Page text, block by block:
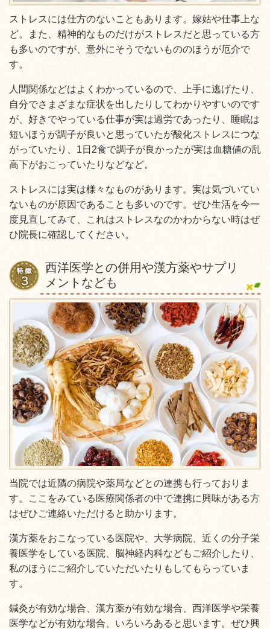
ストレスには仕方のないこともあります。嫁姑や仕事上な
ど。また、精神的なものだけがストレスだと思っている方
も多いのですが、意外にそうでないもののほうが厄介で
す。
人間関係などはよくわかっているので、上手に逃げたり、
自分でさまざまな症状を出したりしてわかりやすいのです
が、好きでやっている仕事が実は過労であったり、睡眠は
短いほうが調子が良いと思っていたが酸化ストレスにつな
がっていたり、1日2食で調子が良かったが実は血糖値の乱
高下がおこっていたりなどなど。
ストレスには実は様々なものがあります。実は気づいてい
ないものが原因であることも多いのです。ぜひ生活を今一
度見直してみて、これはストレスなのかわからない時はぜ
ひ院長に確認してください。
西洋医学との併用や漢方薬やサプリ
メントなども
当院では近隣の病院や薬局などとの連携も行っておりま
す。ここをみている医療関係者の中で連携に興味がある方
はぜひご連絡いただけると助かります。
漢方薬をおこなっている医院や、大学病院、近くの分子栄
養医学をしている医院、脳神経内科などもご紹介したり、
私のほうにご紹介していただいたりもしてもらっていま
す。
鍼灸が有効な場合、漢方薬が有効な場合、西洋医学や栄養
医学などが有効な場合、いろいろあると思います。ぜひ興